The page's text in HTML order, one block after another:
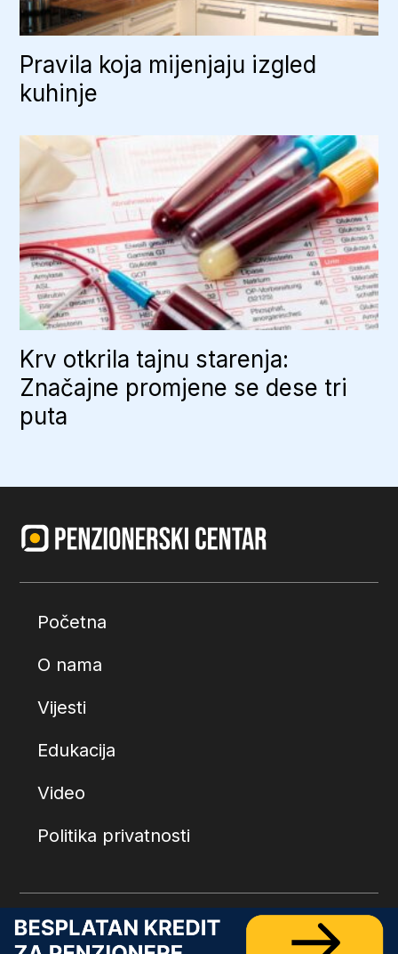
Pravila koja mijenjaju izgled
kuhinje
Krv otkrila tajnu starenja:
Značajne promjene se dese tri
puta
Početna
O nama
Vijesti
Edukacija
Video
Politika privatnosti
© 2026.Penzionerski centar . Sva prava zadržana.